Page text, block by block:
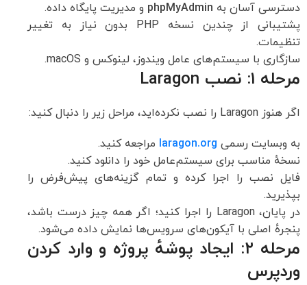
دسترسی آسان به phpMyAdmin و مدیریت پایگاه داده.
پشتیبانی از چندین نسخه PHP بدون نیاز به تغییر
تنظیمات.
سازگاری با سیستم‌های عامل ویندوز، لینوکس و macOS.
مرحله ۱: نصب Laragon
اگر هنوز Laragon را نصب نکرده‌اید، مراحل زیر را دنبال کنید:
به وبسایت رسمی laragon.org مراجعه کنید.
نسخهٔ مناسب برای سیستم‌عامل خود را دانلود کنید.
فایل نصب را اجرا کرده و تمام گزینه‌های پیش‌فرض را
بپذیرید.
در پایان، Laragon را اجرا کنید؛ اگر همه چیز درست باشد،
پنجرهٔ اصلی با آیکون‌های سرویس‌ها نمایش داده می‌شود.
مرحله ۲: ایجاد پوشهٔ پروژه و وارد کردن
وردپرس